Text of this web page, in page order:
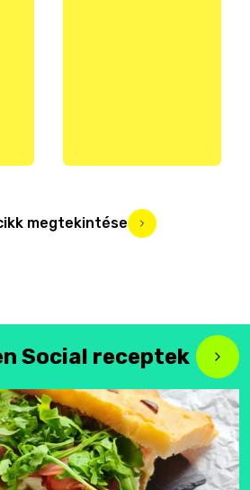
megtekintése
Social receptek